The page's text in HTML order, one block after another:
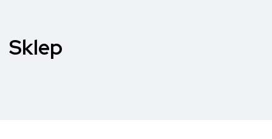
Sklep